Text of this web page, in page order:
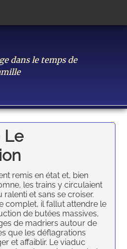
dans le temps de
Le
remis en état et, bien
les trains y circulaient
et sans se croiser.
complet, il fallut attendre le
de butées massives,
de madriers autour de
que les déflagrations
et affaiblir. Le viaduc